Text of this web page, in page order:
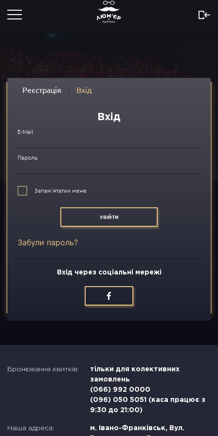
Новини
Сертифікати
Контакти
Реєстрація Вхід
Вхід
E-Mail
Пароль
Запам'ятатии мене
УВІЙТИ
Забули пароль?
Вхід через соціальні мережі
Бронювання квитків:
тільки для колективних
замовлень
(066) 992 0000
(096) 050 5051 (каса працює з
9:30 до 21:00)
Наша адреса:
м. Івано-Франківськ, Вул.